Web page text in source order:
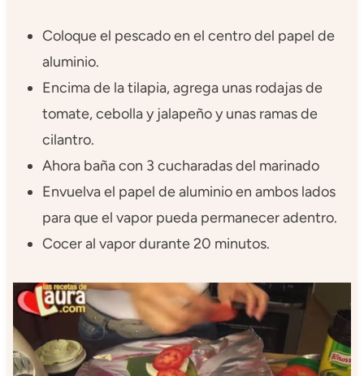
Coloque el pescado en el centro del papel de
aluminio.
Encima de la tilapia, agrega unas rodajas de
tomate, cebolla y jalapeño y unas ramas de
cilantro.
Ahora baña con 3 cucharadas del marinado
Envuelva el papel de aluminio en ambos lados
para que el vapor pueda permanecer adentro.
Cocer al vapor durante 20 minutos.